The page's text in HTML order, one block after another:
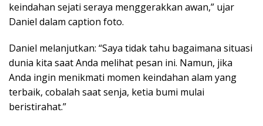
keindahan sejati seraya menggerakkan awan,” ujar
Daniel dalam caption foto.
Daniel melanjutkan: “Saya tidak tahu bagaimana situasi
dunia kita saat Anda melihat pesan ini. Namun, jika
Anda ingin menikmati momen keindahan alam yang
terbaik, cobalah saat senja, ketia bumi mulai
beristirahat.”